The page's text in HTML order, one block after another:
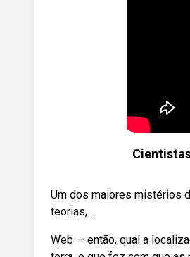
Um dos maiores mistérios
teorias, ...
Web — então, qual a